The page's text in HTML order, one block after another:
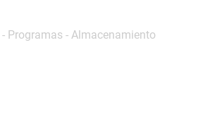
- Programas - Almacenamiento